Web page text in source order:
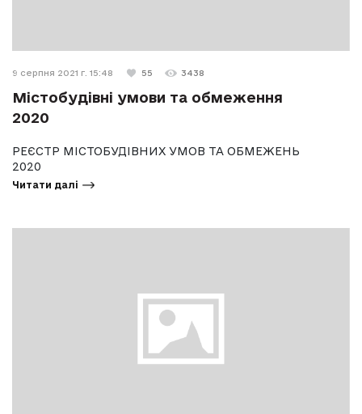
9 серпня 2021 г. 15:48 55 3438
Містобудівні умови та обмеження
2020
РЕЄСТР МІСТОБУДІВНИХ УМОВ ТА ОБМЕЖЕНЬ
2020
Читати далі